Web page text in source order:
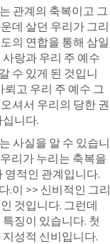
관계의 축복이고 그
데 살던 우리가 그리
의 연합을 통해 삼일
랑과 우리 주 예수
수 있게 된 것입니
고 우리 주 예수 그
셔서 우리의 당한 권
니다.
사실을 알 수 있습니
리가 누리는 축복을
영적인 관계입니다.
.이 >> 신비적인 그리
것입니다. 그런데
징이 있습니다. 첫
성적 신비입니다.